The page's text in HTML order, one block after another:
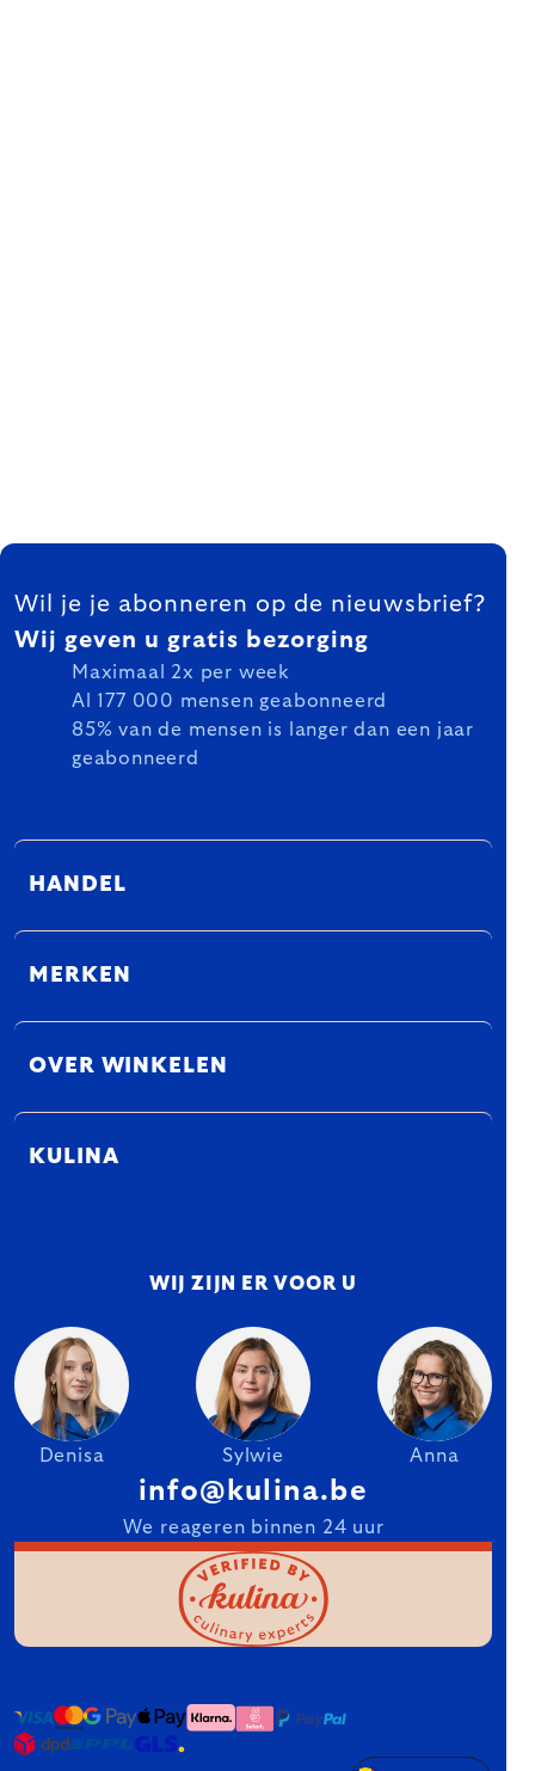
FOOTER
Wil je je abonneren op de nieuwsbrief?
Wij geven u gratis bezorging
Maximaal 2x per week
Al 177 000 mensen geabonneerd
85% van de mensen is langer dan een jaar
geabonneerd
HANDEL
MERKEN
OVER WINKELEN
KULINA
WIJ ZIJN ER VOOR U
Denisa Sylwie Anna
info@kulina.be
We reageren binnen 24 uur